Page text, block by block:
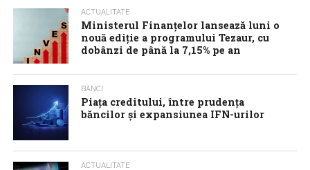
ACTUALITATE
Ministerul Finanțelor lansează luni o
nouă ediție a programului Tezaur, cu
dobânzi de până la 7,15% pe an
BĂNCI
Piața creditului, între prudența
băncilor și expansiunea IFN-urilor
ACTUALITATE